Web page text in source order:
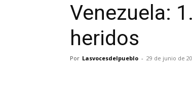
Venezuela:
heridos
Por Lasvocesdelpueblo - 29 de junio de